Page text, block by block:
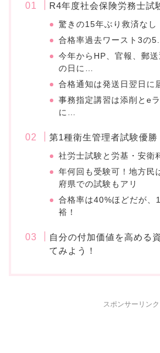
R4年度社会保険労務士試
驚きの15年ぶり救済なし
合格率過去ワースト3の
今年からHP、官報、郵
の日に…
合格通知は発送日翌日に
事務指定講習は添削とe
に…
第1種衛生管理者試験優勝
社労士試験と労基・安衛
年何回も受験可！地方民
府県での試験もアリ
合格率は40%ほどだが、
裕！
自分の付加価値を高める
てみよう！
スポンサーリンク